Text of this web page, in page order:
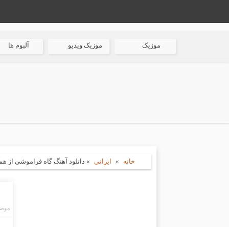
موزیک موزیک ویدیو آلبوم ها
خانه » ایرانی » دانلود آهنگ گاه فراموشی از